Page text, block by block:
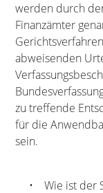
werden durch
Finanzämter
abweisenden
zu treffende
für die
sein.
• Wie ist der